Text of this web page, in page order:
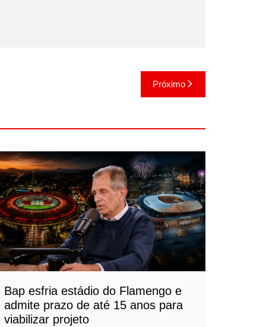
Próximo
Bap esfria estádio do Flamengo e
admite prazo de até 15 anos para
viabilizar projeto